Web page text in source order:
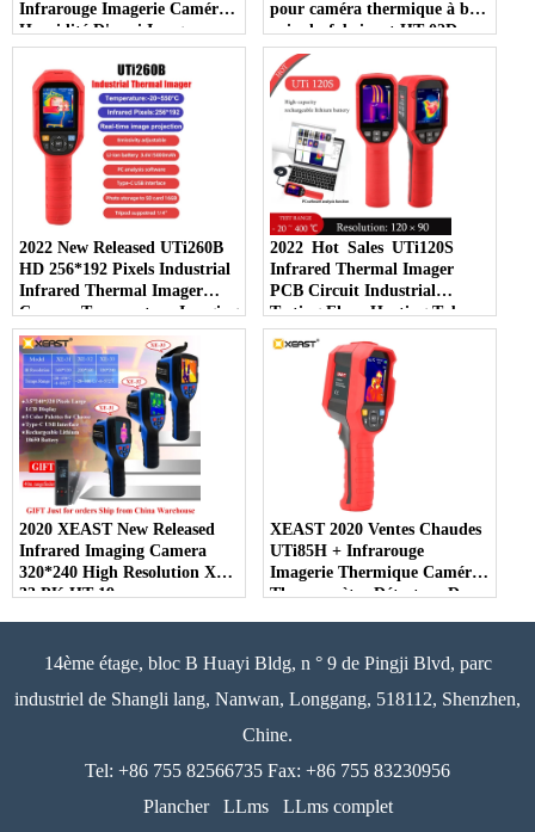
Infrarouge Imagerie Caméra
Humidité D'essai Imageur
XE-27
pour caméra thermique à bas
prix du fabricant HT-02D
Interface USB
2022 New Released UTi260B
HD 256*192 Pixels Industrial
Infrared Thermal Imager
Camera Temperature Imaging
Circuit Electrical
Maintenance
2022 Hot Sales UTi120S
Infrared Thermal Imager
PCB Circuit Industrial
Testing Floor Heating Tube
Testing Temperature Thermal
Camera
2020 XEAST New Released
Infrared Imaging Camera
320*240 High Resolution XE-
33 PK HT-19
XEAST 2020 Ventes Chaudes
UTi85H + Infrarouge
Imagerie Thermique Caméra
Thermomètre Détecteur De
14ème étage, bloc B Huayi Bldg, n ° 9 de Pingji Blvd, parc
industriel de Shangli lang, Nanwan, Longgang, 518112, Shenzhen,
Chine.
Tel: +86 755 82566735 Fax: +86 755 83230956
Plancher
LLms LLms complet